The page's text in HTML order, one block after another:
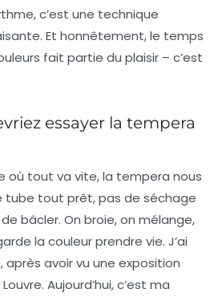
c’est une technique
Et honnêtement, le temps
fait partie du plaisir – c’est
essayer la tempera
où tout va vite, la tempera nous
tube tout prêt, pas de séchage
bâcler. On broie, on mélange,
la couleur prendre vie. J’ai
avoir vu une exposition
Aujourd’hui, c’est ma